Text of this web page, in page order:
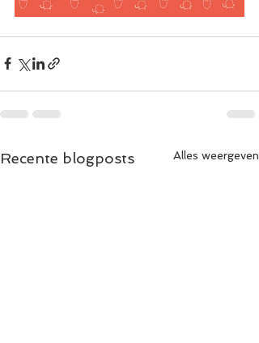
Recente blogposts Alles weergeven